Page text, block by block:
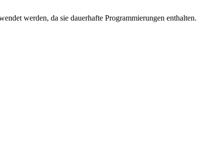
werden, da sie dauerhafte Programmierungen enthalten.